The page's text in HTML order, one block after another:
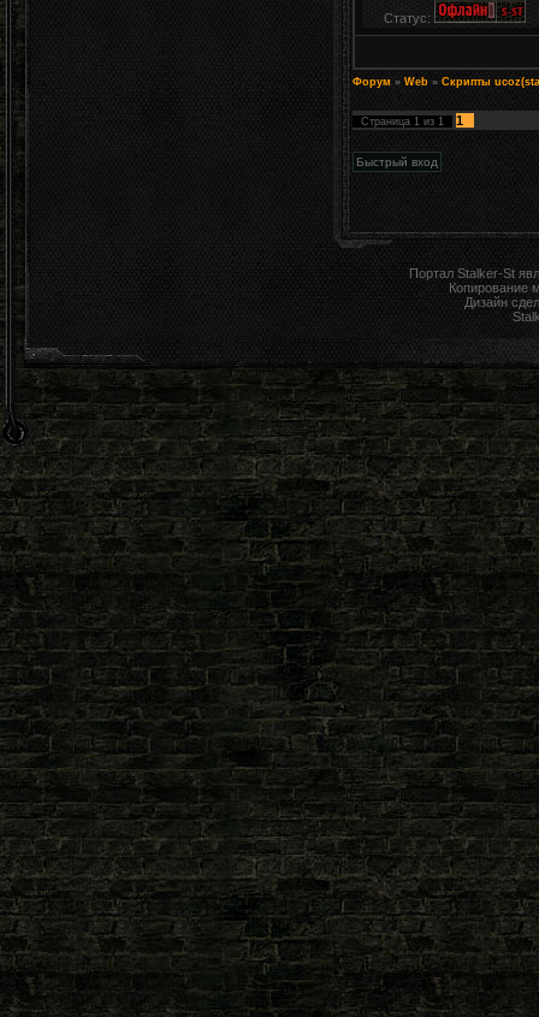
Статус:
Форум » Web » Скрипты
Страница 1 из 1 1
Портал Stalker-St
Копирование
Дизайн